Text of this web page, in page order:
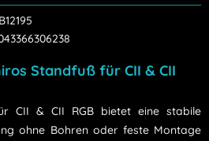
Standfuß für CII & CII
CII & CII RGB bietet eine stabile
ohne Bohren oder feste Montage